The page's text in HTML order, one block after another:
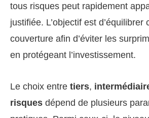
tous risques peut rapidement
justifiée. L’objectif est d’équilibrer
couverture afin d’éviter les
en protégeant l’investissement.
Le choix entre tiers,
risques dépend de plusieurs